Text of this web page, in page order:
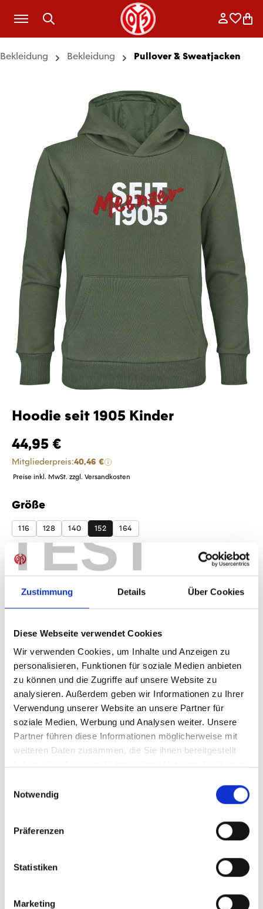
TEST
Zustimmung Details Über Cookies
Diese Webseite verwendet Cookies
Wir verwenden Cookies, um Inhalte und Anzeigen zu
personalisieren, Funktionen für soziale Medien anbieten
zu können und die Zugriffe auf unsere Website zu
analysieren. Außerdem geben wir Informationen zu Ihrer
Verwendung unserer Website an unsere Partner für
soziale Medien, Werbung und Analysen weiter. Unsere
Partner führen diese Informationen möglicherweise mit
weiteren Daten zusammen, die Sie ihnen bereitgestellt
Notwendig
Präferenzen
Statistiken
Marketing
Zum Hauptinhalt springen
Bekleidung Bekleidung Pullover & Sweatjacken
Hoodie seit 1905 Kinder
44,95 €
Mitgliederpreis:40,46 €
Preise inkl. MwSt. zzgl. Versandkosten
Größe
auswählen
116 128 140 152 164
Produkt Anzahl: Gib den gewünschten
Anzahl
IN DEN WARENKORB
Produktdetails
ÄHNLICHE PRODUKTE
17,95 €